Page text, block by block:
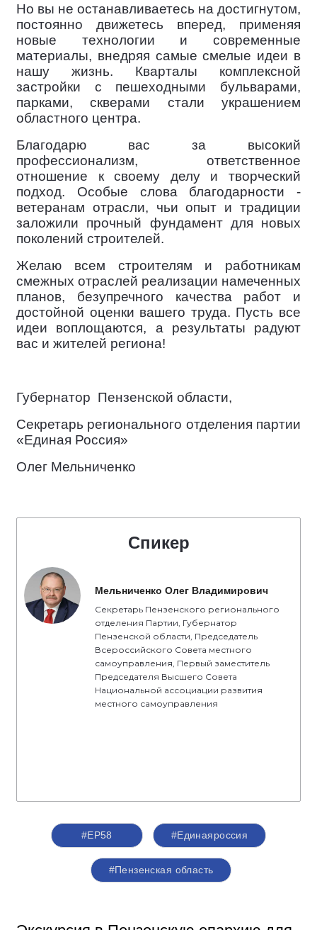
Но вы не останавливаетесь на достигнутом,
постоянно движетесь вперед, применяя
новые технологии и современные
материалы, внедряя самые смелые идеи в
нашу жизнь. Кварталы комплексной
застройки с пешеходными бульварами,
парками, скверами стали украшением
областного центра.
Благодарю вас за высокий
профессионализм, ответственное
отношение к своему делу и творческий
подход. Особые слова благодарности -
ветеранам отрасли, чьи опыт и традиции
заложили прочный фундамент для новых
поколений строителей.
Желаю всем строителям и работникам
смежных отраслей реализации намеченных
планов, безупречного качества работ и
достойной оценки вашего труда. Пусть все
идеи воплощаются, а результаты радуют
вас и жителей региона!
Губернатор Пензенской области,
Секретарь регионального отделения партии
«Единая Россия»
Олег Мельниченко
Спикер
Мельниченко Олег Владимирович
Секретарь Пензенского регионального
отделения Партии, Губернатор
Пензенской области, Председатель
Всероссийского Совета местного
самоуправления, Первый заместитель
Председателя Высшего Совета
Национальной ассоциации развития
местного самоуправления
#ЕР58 #Единаяроссия
#Пензенская область